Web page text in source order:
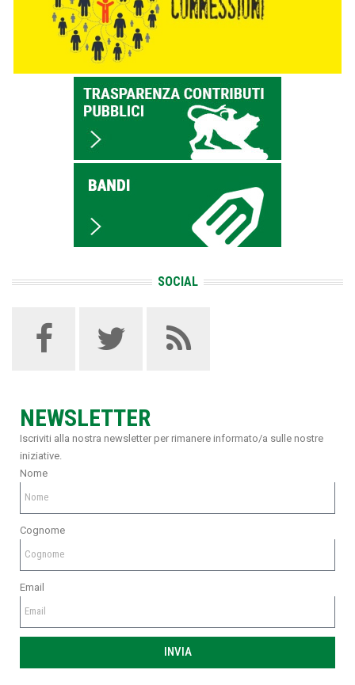
SOCIAL
NEWSLETTER
Iscriviti alla nostra newsletter per rimanere informato/a sulle nostre
iniziative.
Nome
Cognome
Email
INVIA